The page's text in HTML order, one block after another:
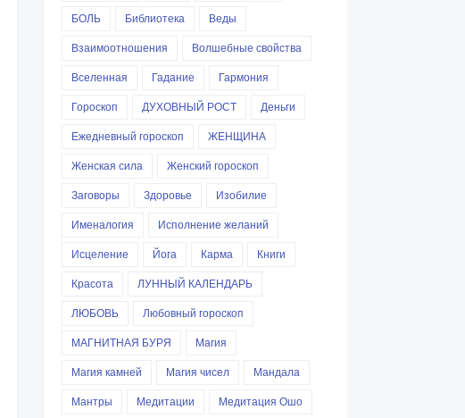
БОЛЬ
Библиотека
Веды
Взаимоотношения
Волшебные свойства
Вселенная
Гадание
Гармония
Гороскоп
ДУХОВНЫЙ РОСТ
Деньги
Ежедневный гороскоп
ЖЕНЩИНА
Женская сила
Женский гороскоп
Заговоры
Здоровье
Изобилие
Именалогия
Исполнение желаний
Исцеление
Йога Карма
Книги
Красота
ЛУННЫЙ КАЛЕНДАРЬ
ЛЮБОВЬ
Любовный гороскоп
МАГНИТНАЯ БУРЯ
Магия
Магия камней
Магия чисел
Мандала
Мантры
Медитации
Медитация Ошо